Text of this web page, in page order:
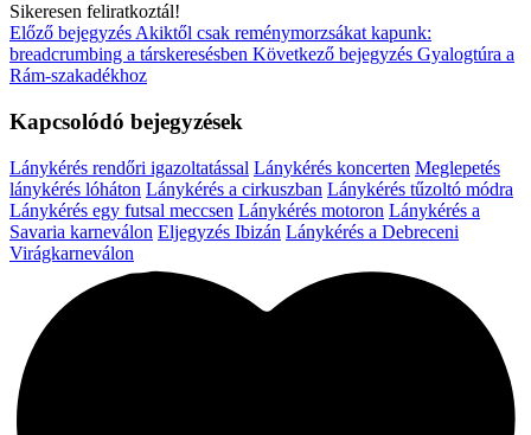
Sikeresen feliratkoztál!
Előző bejegyzés Akiktől csak reménymorzsákat kapunk:
breadcrumbing a társkeresésben Következő bejegyzés Gyalogtúra a
Rám-szakadékhoz
Kapcsolódó bejegyzések
Lánykérés rendőri igazoltatással Lánykérés koncerten Meglepetés
lánykérés lóháton Lánykérés a cirkuszban Lánykérés tűzoltó módra
Lánykérés egy futsal meccsen Lánykérés motoron Lánykérés a
Savaria karneválon Eljegyzés Ibizán Lánykérés a Debreceni
Virágkarneválon